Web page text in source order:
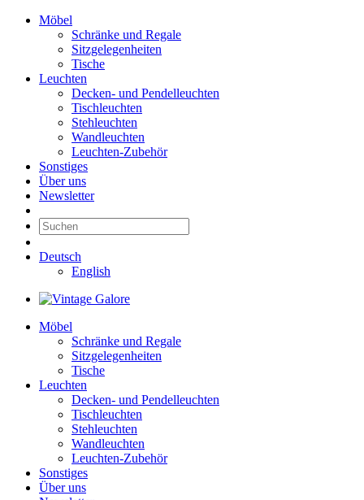
Möbel
Schränke und Regale
Sitzgelegenheiten
Tische
Leuchten
Decken- und Pendelleuchten
Tischleuchten
Stehleuchten
Wandleuchten
Leuchten-Zubehör
Sonstiges
Über uns
Newsletter
Deutsch
English
Möbel
Schränke und Regale
Sitzgelegenheiten
Tische
Leuchten
Decken- und Pendelleuchten
Tischleuchten
Stehleuchten
Wandleuchten
Leuchten-Zubehör
Sonstiges
Über uns